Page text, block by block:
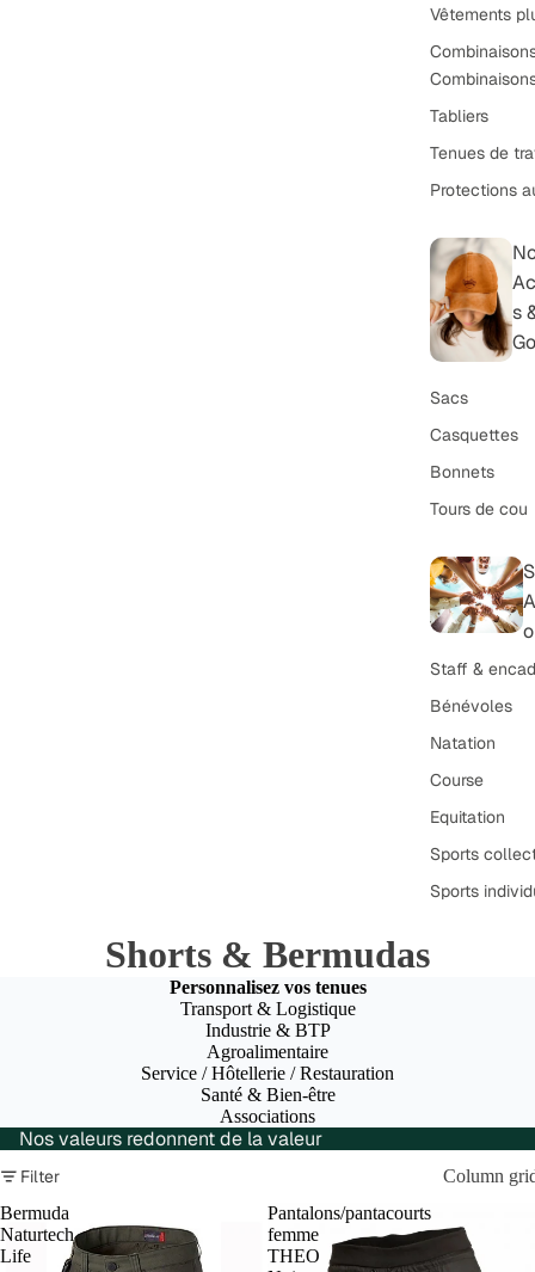
Vêtements
Tabliers
Tenues de
Protections
s
Sacs
Casquettes
Bonnets
Tours de cou
Staff &
Bénévoles
Natation
Course
Equitation
Sports
Sports
Shorts & Bermudas
Personnalisez vos tenues
Transport & Logistique
Industrie & BTP
Agroalimentaire
Service / Hôtellerie / Restauration
Santé & Bien-être
Associations
Nos valeurs redonnent de la valeur
Filter
Column
Bermuda
Naturtech
Life
Pantalons/pantacourts
femme
THEO